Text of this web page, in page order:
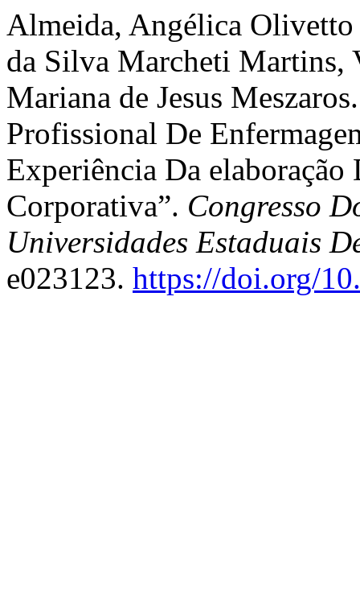
Almeida, Angélica
da Silva Marcheti Martins,
Mariana de Jesus
Profissional De
Experiência Da elaboração
Corporativa”. Congresso
Universidades Estaduais
e023123. https://doi.org/